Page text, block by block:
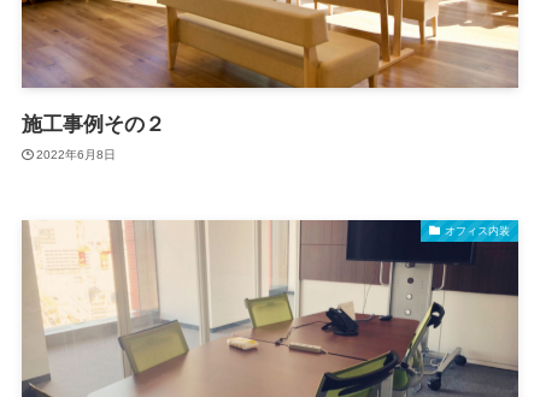
施工事例その２
2022年6月8日
オフィス内装